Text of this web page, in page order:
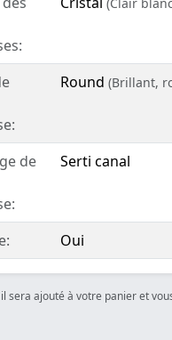
Round (Brillant,
de
Serti canal
Oui
sera ajouté à votre panier et